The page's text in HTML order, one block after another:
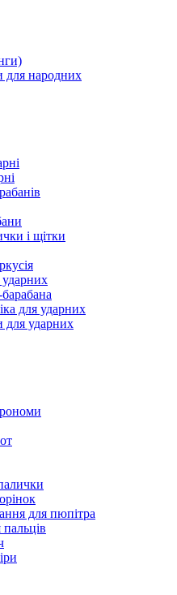
для народних
і щітки
для ударних
для ударних
для пюпітра